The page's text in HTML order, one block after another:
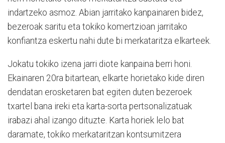
indartzeko asmoz. Abian jarritako kanpainaren bidez,
bezeroak saritu eta tokiko komertzioan jarritako
konfiantza eskertu nahi dute bi merkataritza elkarteek.
Jokatu tokiko izena jarri diote kanpaina berri honi.
Ekainaren 20ra bitartean, elkarte horietako kide diren
dendatan erosketaren bat egiten duten bezeroek
txartel bana ireki eta karta-sorta pertsonalizatuak
irabazi ahal izango dituzte. Karta horiek lelo bat
daramate, tokiko merkataritzan kontsumitzera